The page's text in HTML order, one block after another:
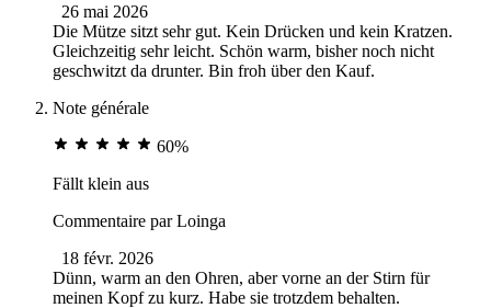
26 mai 2026
Die Mütze sitzt sehr gut. Kein Drücken und kein Kratzen.
Gleichzeitig sehr leicht. Schön warm, bisher noch nicht
geschwitzt da drunter. Bin froh über den Kauf.
Note générale
60%
Fällt klein aus
Commentaire parLoinga
18 févr. 2026
Dünn, warm an den Ohren, aber vorne an der Stirn für
meinen Kopf zu kurz. Habe sie trotzdem behalten.